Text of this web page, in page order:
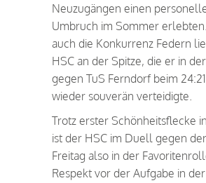
Neuzugängen einen
Umbruch im Sommer
auch die Konkurrenz Federn
HSC an der Spitze, die er in
gegen TuS Ferndorf beim
wieder souverän verteidigte.
Trotz erster Schönheitsflecke
ist der HSC im Duell gegen
Freitag also in der
Respekt vor der Aufgabe in